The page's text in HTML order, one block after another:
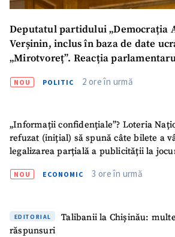
Deputatul partidului „Democrația
Verșinin, inclus în baza de date
„Mirotvoreț”. Reacția
NOU POLITIC 2 ore în urmă
„Informații confidențiale”? Loteria
refuzat (inițial) să spună câte bilete a
legalizarea parțială a publicității la
NOU ECONOMIC 3 ore în urmă
EDITORIAL
Talibanii la Chișinău:
răspunsuri